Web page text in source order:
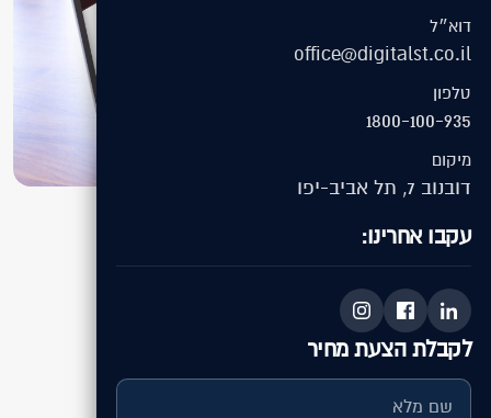
דוא״ל
office@digitalst.co.il
טלפון
1800-100-935
מיקום
דובנוב 7, תל אביב-יפו
עקבו אחרינו:
לקבלת הצעת מחיר
בין לקוחותינו
Daniel Jewelry
העבודה בפרויקט